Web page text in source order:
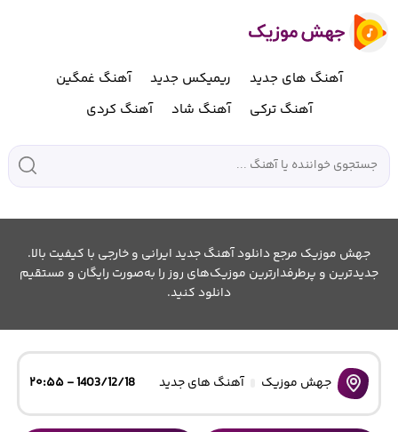
آهنگ های جدید ریمیکس جدید
آهنگ غمگین
آهنگ ترکی
آهنگ شاد آهنگ کردی
جهش موزیک مرجع دانلود آهنگ جدید ایرانی و خارجی با کیفیت بالا.
جدیدترین و پرطرفدارترین موزیک‌های روز را به‌صورت رایگان و مستقیم
دانلود کنید.
جهش موزیک آهنگ های جدید 1403/12/18 - ۲۰:۵۵